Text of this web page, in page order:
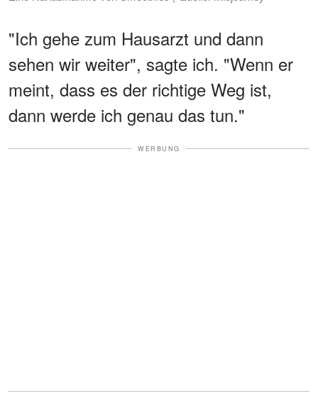
"Ich gehe zum Hausarzt und dann
sehen wir weiter", sagte ich. "Wenn er
meint, dass es der richtige Weg ist,
dann werde ich genau das tun."
WERBUNG